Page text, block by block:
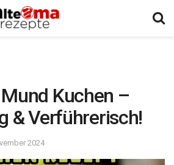
Kuchen –
& Verführerisch!
2024